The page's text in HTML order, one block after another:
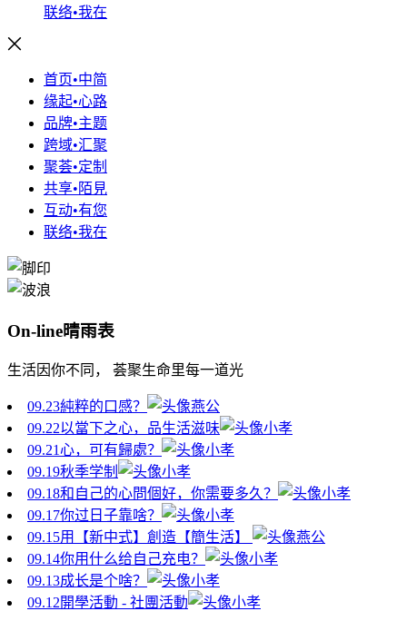
联络•我在
首页•中简
缘起•心路
品牌•主题
跨域•汇聚
聚荟•定制
共享•陌見
互动•有您
联络•我在
On-line晴雨表
生活因你不同， 荟聚生命里每一道光
09.23純粹的口感？
燕公
09.22以當下之心，品生活滋味
小孝
09.21心，可有歸處？
小孝
09.19秋季学制
小孝
09.18和自己的心問個好，你需要多久？
小孝
09.17你过日子靠啥？
小孝
09.15用【新中式】創造【簡生活】
燕公
09.14你用什么给自己充电？
小孝
09.13成长是个啥？
小孝
09.12開學活動 - 社團活動 小孝